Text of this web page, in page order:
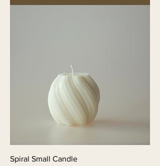
Spiral Small Candle